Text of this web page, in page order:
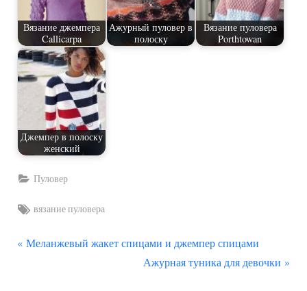
Вязание джемпера
Callicarpa
Ажурный пуловер в
полоску
Вязание пуловера
Porthtowan
Джемпер в полоску
женский
Пуловер
Tags:
вязание пуловера
Навигация
П
Меланжевый жакет спицами и джемпер спицами
С
Ажурная туника для девочки